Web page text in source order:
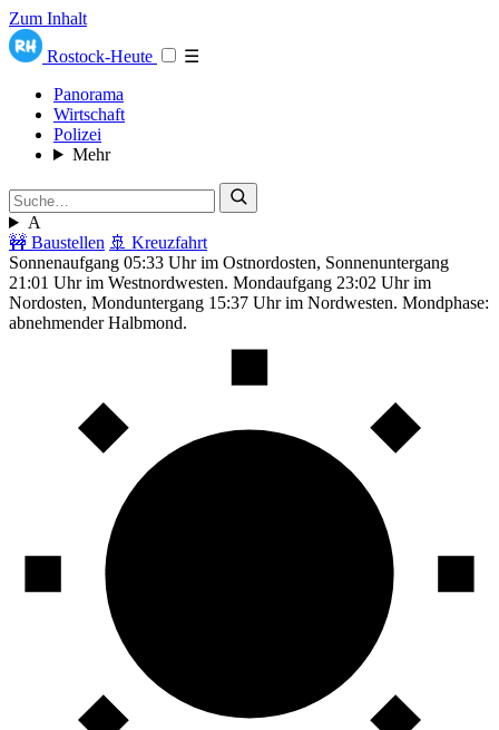
Zum Inhalt
Rostock-Heute
☰
Panorama
Wirtschaft
Polizei
Mehr
A
🚧 Baustellen 🚢 Kreuzfahrt
Sonnenaufgang 05:33 Uhr im Ostnordosten, Sonnenuntergang
21:01 Uhr im Westnordwesten. Mondaufgang 23:02 Uhr im
Nordosten, Monduntergang 15:37 Uhr im Nordwesten. Mondphase:
abnehmender Halbmond.